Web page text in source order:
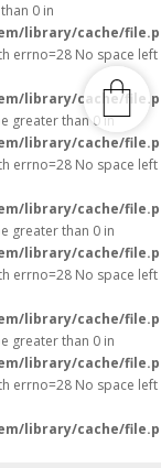
0 in
library/cache/
errno=28 No space left
library/cache/
greater than 0 in
library/cache/
errno=28 No space left
library/cache/
greater than 0 in
library/cache/
errno=28 No space left
library/cache/
greater than 0 in
library/cache/
errno=28 No space left
library/cache/